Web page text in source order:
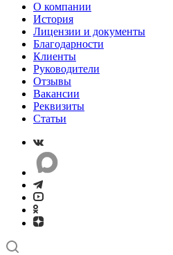
О компании
История
Лицензии и документы
Благодарности
Клиенты
Руководители
Отзывы
Вакансии
Реквизиты
Статьи